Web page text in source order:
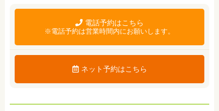
電話予約はこちら
※電話予約は営業時間内にお願いします。
ネット予約はこちら